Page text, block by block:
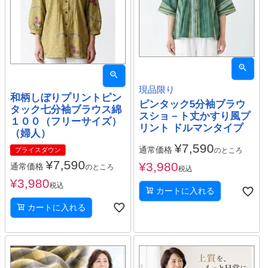
和柄しぼりプリントピン
タック七分袖ブラウス綿
１００（フリーサイズ）
（婦人）
プライスダウン
通常価格 ¥7,590のところ
¥3,980税込
カートに入れる
現品限り
ピンタック5分袖ブラウ
スショ－ト丈かすり風プ
リント ドルマンタイプ
通常価格 ¥7,590のところ
¥3,980税込
カートに入れる